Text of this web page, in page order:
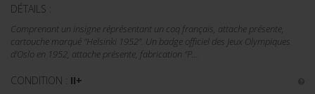
DÉTAILS :
Comprenant un insigne réprésentant un coq français, attache présente,
cartouche marqué "Helsinki 1952". Un badge officiel des Jeux Olympiques
d'Oslo en 1952, attache présente, fabrication "P...
CONDITION : II+